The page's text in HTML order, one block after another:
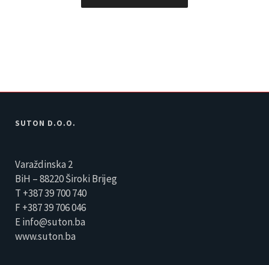
SUTON D.O.O.
Varaždinska 2
BiH – 88220 Široki Brijeg
T +387 39 700 740
F +387 39 706 046
E info@suton.ba
www.suton.ba